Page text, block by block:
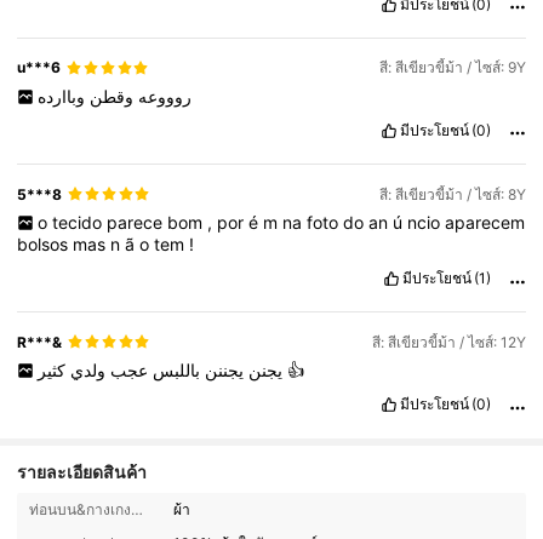
มีประโยชน์ (0)
u***6 สี: สีเขียวขี้ม้า / ไซส์: 9Y
روووعه وقطن وباارده
มีประโยชน์ (0)
5***8 สี: สีเขียวขี้ม้า / ไซส์: 8Y
o tecido parece bom , por é m na foto do an ú ncio aparecem
bolsos mas nãotem !
มีประโยชน์ (1)
R***& สี: สีเขียวขี้ม้า / ไซส์: 12Y
يجنن يجننن باللبس عجب ولدي 👍
มีประโยชน์ (0)
รายละเอียดสินค้า
ท่อนบน&กางเกง วัสดุ:
ผ้า
4.95 426K ผู้ติดตาม